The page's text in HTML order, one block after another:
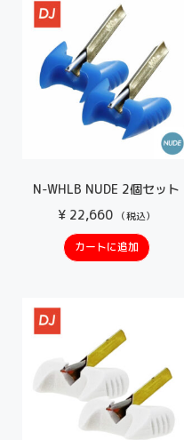
N-WHLB NUDE 2個セット
¥22,660 （税込）
カートに追加